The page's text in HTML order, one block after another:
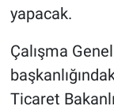
yapacak.
Çalışma
Ticaret